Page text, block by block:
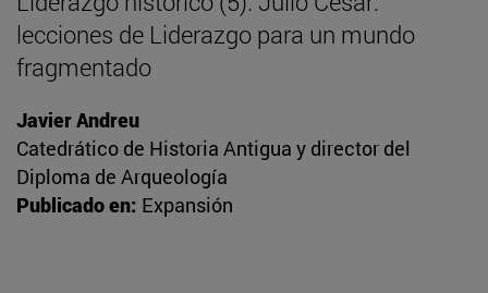
lecciones de Liderazgo para un mundo
fragmentado
Javier Andreu
Catedrático de Historia Antigua y director del
Diploma de Arqueología
Publicado en: Expansión